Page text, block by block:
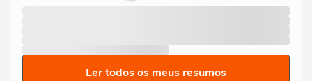
Ler todos os meus resumos